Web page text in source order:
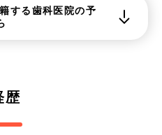
する歯科医院の予
歴